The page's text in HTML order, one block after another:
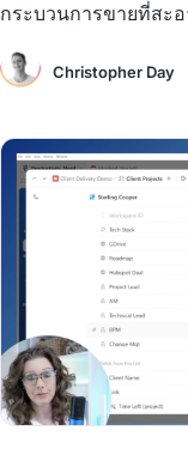
กระบวนการขายที่สะ
Christopher Day